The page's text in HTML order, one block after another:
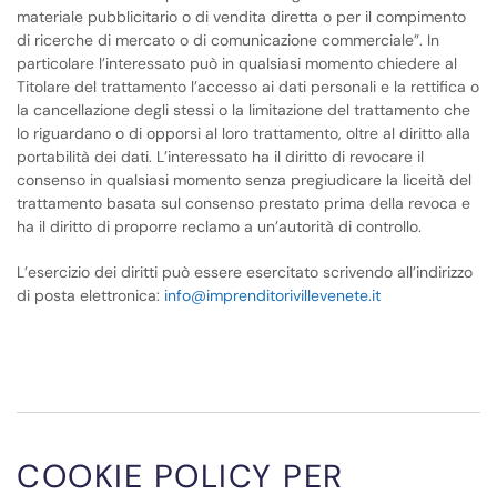
materiale pubblicitario o di vendita diretta o per il compimento
di ricerche di mercato o di comunicazione commerciale”. In
particolare l’interessato può in qualsiasi momento chiedere al
Titolare del trattamento l’accesso ai dati personali e la rettifica o
la cancellazione degli stessi o la limitazione del trattamento che
lo riguardano o di opporsi al loro trattamento, oltre al diritto alla
portabilità dei dati. L’interessato ha il diritto di revocare il
consenso in qualsiasi momento senza pregiudicare la liceità del
trattamento basata sul consenso prestato prima della revoca e
ha il diritto di proporre reclamo a un’autorità di controllo.
L’esercizio dei diritti può essere esercitato scrivendo all’indirizzo
di posta elettronica: info@imprenditorivillevenete.it
COOKIE POLICY PER